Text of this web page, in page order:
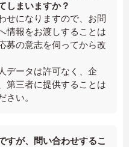
しまいますか？
せになりますので、お問
情報をお渡しすることは
募の意志を伺ってから改
データは許可なく、企
第三者に提供することは
さい。
すが、問い合わせするこ